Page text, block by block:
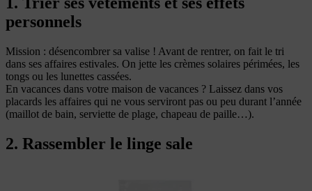
personnels
Mission : désencombrer sa valise ! Avant de rentrer, on fait le tri
dans ses affaires estivales. On jette les crèmes solaires périmées, les
tongs ou les lunettes cassées.
En vacances dans votre maison de vacances ? Laissez dans vos
placards les affaires qui ne vous serviront pas ou peu durant l’année
(maillot de bain, serviette de plage, chapeau de paille…).
2. Rassembler le linge sale